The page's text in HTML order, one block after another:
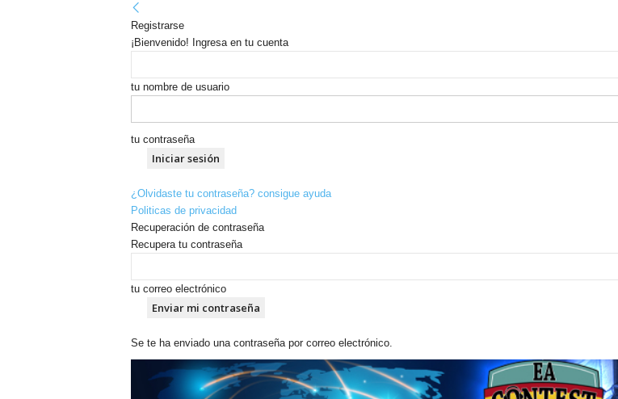
Registrarse
¡Bienvenido! Ingresa en tu cuenta
tu nombre de usuario
tu contraseña
¿Olvidaste tu contraseña? consigue ayuda
Politicas de privacidad
Recuperación de contraseña
Recupera tu contraseña
tu correo electrónico
Se te ha enviado una contraseña por correo electrónico.